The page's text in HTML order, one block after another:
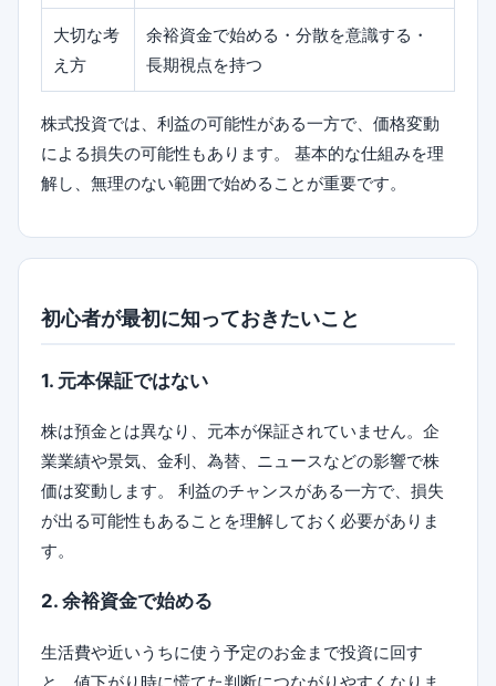
大切な考
え方
余裕資金で始める・分散を意識する・
長期視点を持つ
株式投資では、利益の可能性がある一方で、価格変動
による損失の可能性もあります。 基本的な仕組みを理
解し、無理のない範囲で始めることが重要です。
初心者が最初に知っておきたいこと
1. 元本保証ではない
株は預金とは異なり、元本が保証されていません。企
業業績や景気、金利、為替、ニュースなどの影響で株
価は変動します。 利益のチャンスがある一方で、損失
が出る可能性もあることを理解しておく必要がありま
す。
2. 余裕資金で始める
生活費や近いうちに使う予定のお金まで投資に回す